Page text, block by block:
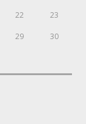
22 23
29 30